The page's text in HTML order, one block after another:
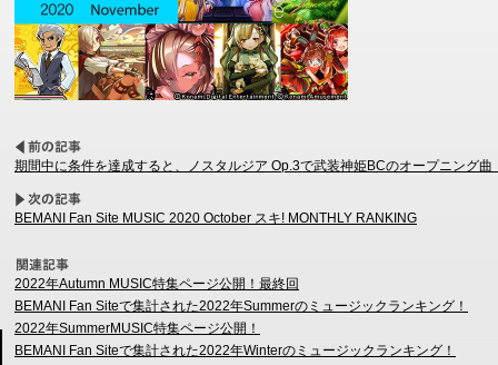
期間中に条件を達成すると、ノスタルジア Op.3で武装神姫BCのオープニング
BEMANI Fan Site MUSIC 2020 October スキ! MONTHLY RANKING
2022年Autumn MUSIC特集ページ公開！最終回
BEMANI Fan Siteで集計された2022年Summerのミュージックランキング！
2022年SummerMUSIC特集ページ公開！
BEMANI Fan Siteで集計された2022年Winterのミュージックランキング！